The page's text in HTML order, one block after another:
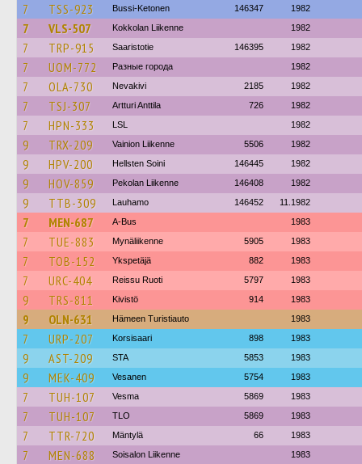
7 TSS-923 Bussi-Ketonen 146347 1982
7 VLS-507 Kokkolan Liikenne 1982
7 TRP-915 Saaristotie 146395 1982
7 UOM-772 Разные города 1982
7 OLA-730 Nevakivi 2185 1982
7 TSJ-307 Artturi Anttila 726 1982
7 HPN-333 LSL 1982
9 TRX-209 Vainion Liikenne 5506 1982
9 HPV-200 Hellsten Soini 146445 1982
9 HOV-859 Pekolan Liikenne 146408 1982
9 TTB-309 Lauhamo 146452 11.1982
7 MEN-687 A-Bus 1983
7 TUE-883 Mynäliikenne 5905 1983
7 TOB-152 Ykspetäjä 882 1983
7 URC-404 Reissu Ruoti 5797 1983
9 TRS-811 Kivistö 914 1983
9 OLN-631 Hämeen Turistiauto 1983
7 URP-207 Korsisaari 898 1983
9 AST-209 STA 5853 1983
9 MEK-409 Vesanen 5754 1983
7 TUH-107 Vesma 5869 1983
7 TUH-107 TLO 5869 1983
7 TTR-720 Mäntylä 66 1983
7 MEN-688 Soisalon Liikenne 1983